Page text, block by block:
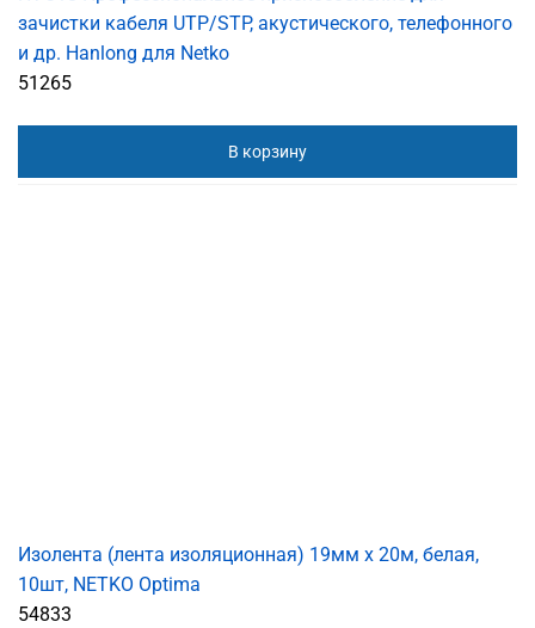
зачистки кабеля UTP/STP, акустического, телефонного
и др. Hanlong для Netko
51265
В корзину
Изолента (лента изоляционная) 19мм х 20м, белая,
10шт, NETKO Optima
54833